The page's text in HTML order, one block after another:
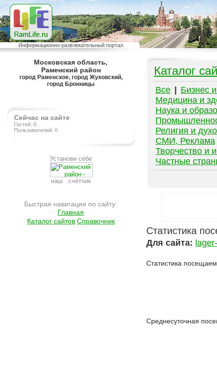
Информационно-развлекательный портал
Московская область,
Раменский район
город Раменское, город Жуковский,
город Бронницы
Сейчас на сайте
Гостей: 0
Пользователей: 0
Установи себе
наш счётчик
Быстрая навигация по сайту:
Главная
Каталог сайтов Справочник
Каталог
Все
Бизнес
Медицина и
Наука и
Религия и
СМИ, Реклама
Творчество и
Частные
Статистика
Для сайта:
Статистика
Среднесуточная